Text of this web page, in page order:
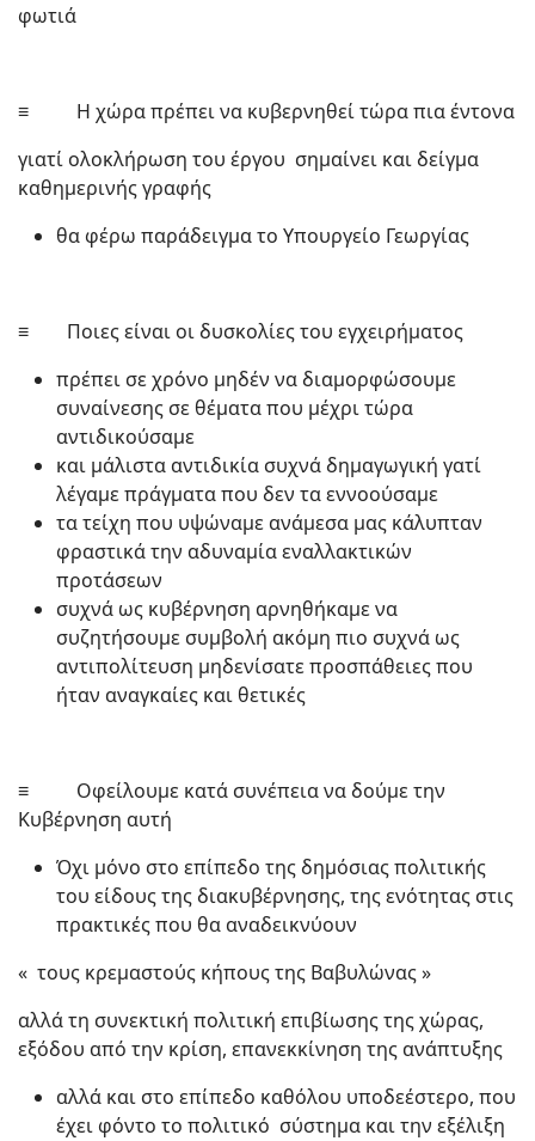
φωτιά
≡ Η χώρα πρέπει να κυβερνηθεί τώρα πια έντονα
γιατί ολοκλήρωση του έργου σημαίνει και δείγμα
καθημερινής γραφής
θα φέρω παράδειγμα το Υπουργείο Γεωργίας
≡ Ποιες είναι οι δυσκολίες του εγχειρήματος
πρέπει σε χρόνο μηδέν να διαμορφώσουμε
συναίνεσης σε θέματα που μέχρι τώρα
αντιδικούσαμε
και μάλιστα αντιδικία συχνά δημαγωγική γατί
λέγαμε πράγματα που δεν τα εννοούσαμε
τα τείχη που υψώναμε ανάμεσα μας κάλυπταν
φραστικά την αδυναμία εναλλακτικών
προτάσεων
συχνά ως κυβέρνηση αρνηθήκαμε να
συζητήσουμε συμβολή ακόμη πιο συχνά ως
αντιπολίτευση μηδενίσατε προσπάθειες που
ήταν αναγκαίες και θετικές
≡ Οφείλουμε κατά συνέπεια να δούμε την
Κυβέρνηση αυτή
Όχι μόνο στο επίπεδο της δημόσιας πολιτικής
του είδους της διακυβέρνησης, της ενότητας στις
πρακτικές που θα αναδεικνύουν
« τους κρεμαστούς κήπους της Βαβυλώνας »
αλλά τη συνεκτική πολιτική επιβίωσης της χώρας,
εξόδου από την κρίση, επανεκκίνηση της ανάπτυξης
αλλά και στο επίπεδο καθόλου υποδεέστερο, που
έχει φόντο το πολιτικό σύστημα και την εξέλιξη